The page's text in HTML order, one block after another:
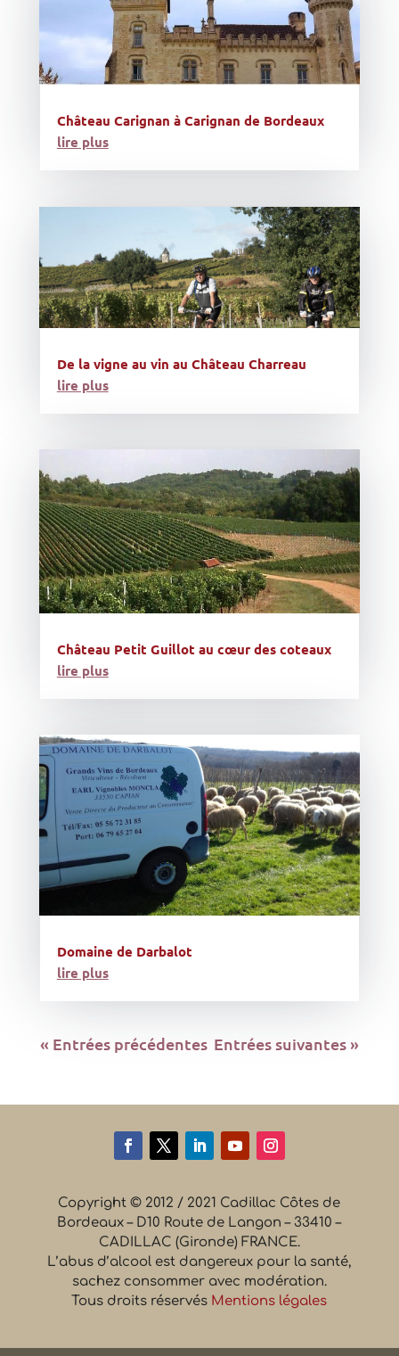
Château Carignan à Carignan de Bordeaux
lire plus
De la vigne au vin au Château Charreau
lire plus
Château Petit Guillot au cœur des coteaux
lire plus
Domaine de Darbalot
lire plus
« Entrées précédentes Entrées suivantes »
Copyright © 2012 / 2021 Cadillac Côtes de
Bordeaux – D10 Route de Langon – 33410 –
CADILLAC (Gironde) FRANCE.
L’abus d’alcool est dangereux pour la santé,
sachez consommer avec modération.
Tous droits réservés Mentions légales